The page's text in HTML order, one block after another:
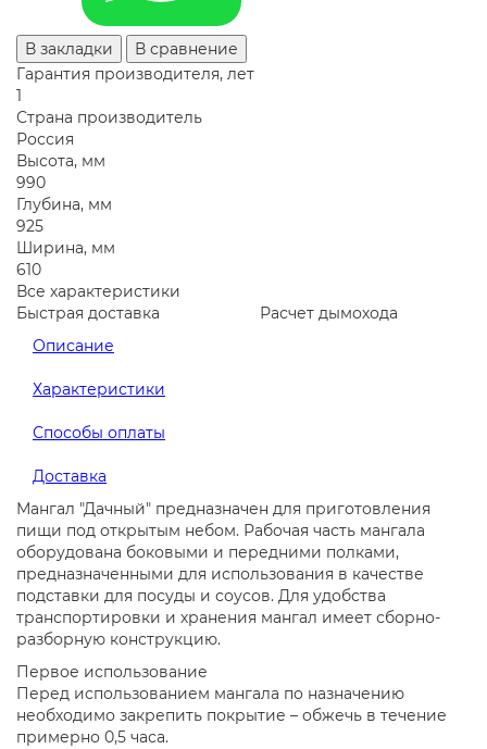
В закладки
В сравнение
Гарантия производителя, лет
1
Страна производитель
Россия
Высота, мм
990
Глубина, мм
925
Ширина, мм
610
Все характеристики
Быстрая доставка
Расчет дымохода
Описание
Характеристики
Способы оплаты
Доставка
Мангал "Дачный" предназначен для приготовления
пищи под открытым небом. Рабочая часть мангала
оборудована боковыми и передними полками,
предназначенными для использования в качестве
подставки для посуды и соусов. Для удобства
транспортировки и хранения мангал имеет сборно-
разборную конструкцию.
Первое использование
Перед использованием мангала по назначению
необходимо закрепить покрытие – обжечь в течение
примерно 0,5 часа.